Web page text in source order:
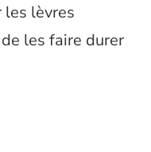
les lèvres
les faire durer